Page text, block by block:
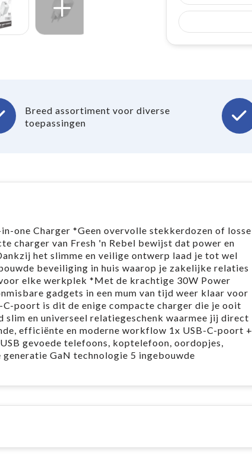
Breed assortiment voor diverse
toepassingen
one Charger *Geen overvolle stekkerdozen of losse
charger van Fresh 'n Rebel bewijst dat power en
het slimme en veilige ontwerp laad je tot wel
beveiliging in huis waarop je zakelijke relaties
elke werkplek *Met de krachtige 30W Power
gadgets in een mum van tijd weer klaar voor
poort is dit de enige compacte charger die je ooit
en universeel relatiegeschenk waarmee jij direct
efficiënte en moderne workflow 1x USB-C-poort +
gevoede telefoons, koptelefoon, oordopjes,
GaN technologie 5 ingebouwde